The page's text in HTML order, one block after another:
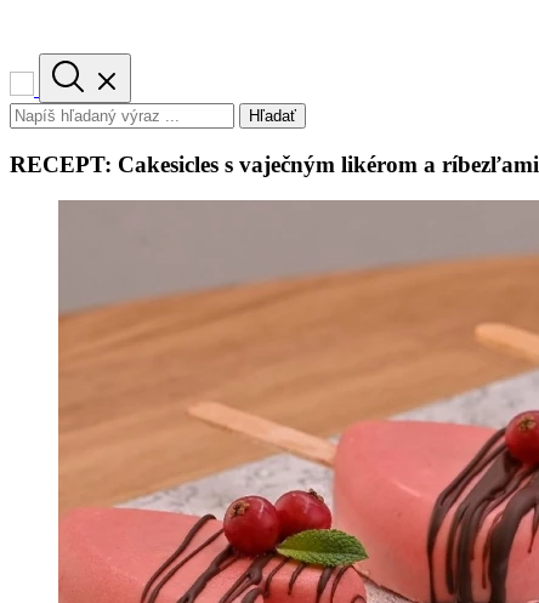
Hľadať
RECEPT: Cakesicles s vaječným likérom a ríbezľami